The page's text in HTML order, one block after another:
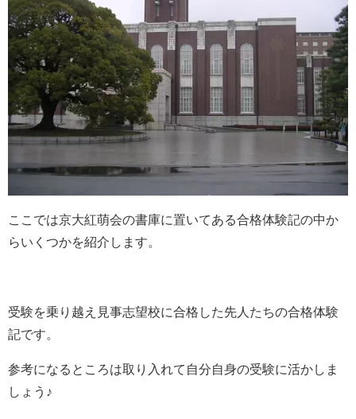
ここでは京大紅萌会の書庫に置いてある合格体験記の中か
らいくつかを紹介します。
受験を乗り越え見事志望校に合格した先人たちの合格体験
記です。
参考になるところは取り入れて自分自身の受験に活かしま
しょう♪